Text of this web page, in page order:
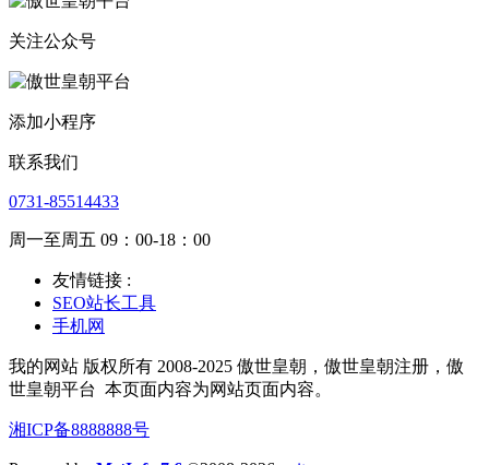
关注公众号
添加小程序
联系我们
0731-85514433
周一至周五 09：00-18：00
友情链接 :
SEO站长工具
手机网
我的网站 版权所有 2008-2025 傲世皇朝，傲世皇朝注册，傲
世皇朝平台 本页面内容为网站页面内容。
湘ICP备8888888号